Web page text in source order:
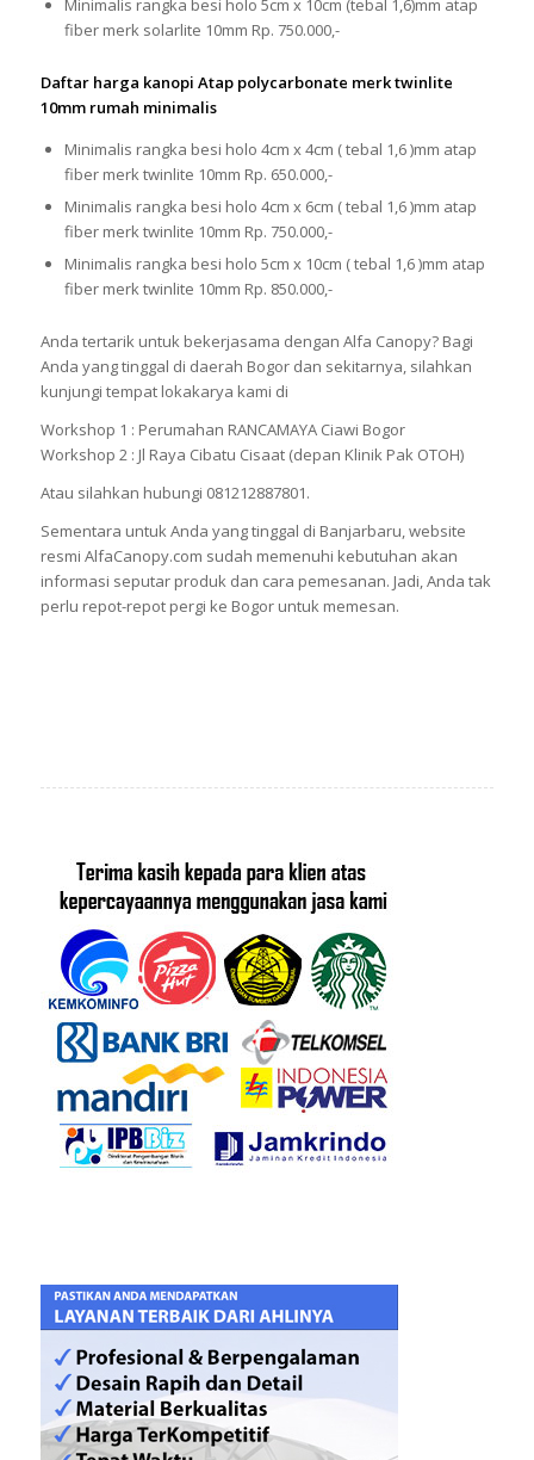
Minimalis rangka besi holo 5cm x 10cm (tebal 1,6)mm atap
fiber merk solarlite 10mm Rp. 750.000,-
Daftar harga kanopi Atap polycarbonate merk twinlite
10mm rumah minimalis
Minimalis rangka besi holo 4cm x 4cm ( tebal 1,6 )mm atap
fiber merk twinlite 10mm Rp. 650.000,-
Minimalis rangka besi holo 4cm x 6cm ( tebal 1,6 )mm atap
fiber merk twinlite 10mm Rp. 750.000,-
Minimalis rangka besi holo 5cm x 10cm ( tebal 1,6 )mm atap
fiber merk twinlite 10mm Rp. 850.000,-
Anda tertarik untuk bekerjasama dengan Alfa Canopy? Bagi
Anda yang tinggal di daerah Bogor dan sekitarnya, silahkan
kunjungi tempat lokakarya kami di
Workshop 1 : Perumahan RANCAMAYA Ciawi Bogor
Workshop 2 : Jl Raya Cibatu Cisaat (depan Klinik Pak OTOH)
Atau silahkan hubungi 081212887801.
Sementara untuk Anda yang tinggal di Banjarbaru, website
resmi AlfaCanopy.com sudah memenuhi kebutuhan akan
informasi seputar produk dan cara pemesanan. Jadi, Anda tak
perlu repot-repot pergi ke Bogor untuk memesan.